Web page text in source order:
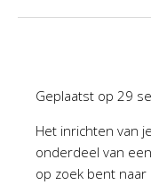
Geplaatst op 29
Het inrichten van
onderdeel van
op zoek bent naar